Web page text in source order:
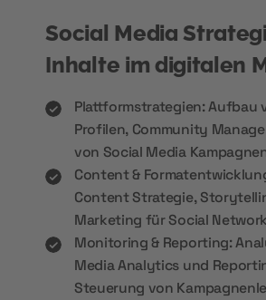
Social Media
Inhalte im digitalen
Plattformstrategien: Aufbau
Profilen, Community
von Social Media
Content &
Content Strategie,
Marketing für Social
Monitoring & Reporting:
Media Analytics und
Steuerung von